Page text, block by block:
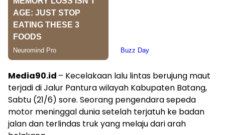
Media90.id – Kecelakaan lalu lintas berujung maut
terjadi di Jalur Pantura wilayah Kabupaten Batang,
Sabtu (21/6) sore. Seorang pengendara sepeda
motor meninggal dunia setelah terjatuh ke badan
jalan dan terlindas truk yang melaju dari arah